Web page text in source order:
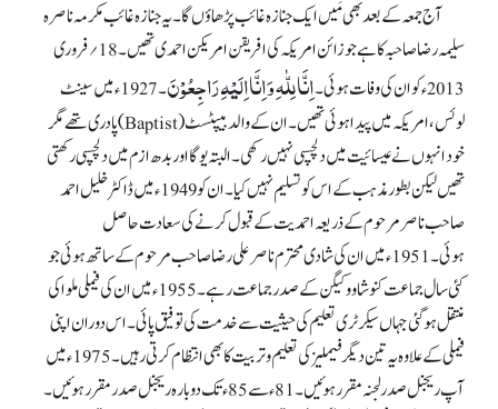
آج جمعہ کے بعد بھی مَیں ایک جنازہ غائب پڑھاؤں گا۔ یہ جنازہ غائب مکرمہ ناصرہ
سلیمہ رضا صاحبہ کا ہے جو زائن امریکہ کی افریقن امریکن احمدی تھیں۔ 18؍فروری
2013ء کو ان کی وفات ہوئی۔
اِنَّا لِلّٰہِ وَاِنَّااِلَیْہِ رَاجِعُوْنَ
۔ 1927ء میں سینٹ
لوئس، امریکہ میں پیدا ہوئی تھیں۔ ان کے والد بیپٹسٹ(Baptist) پادری تھے مگر
خود انہوں نے عیسائیت میں دلچسپی نہیں رکھی۔ البتہ یوگا اور بدھ ازم میں دلچسپی رکھتی
تھیں لیکن بطور مذہب کے اس کو تسلیم نہیں کیا۔ ان کو 1949ء میں ڈاکٹر خلیل احمد
صاحب ناصر مرحوم کے ذریعہ احمدیت کے قبول کرنے کی سعادت حاصل
ہوئی۔ 1951ء میں ان کی شادی محترم ناصر علی رضا صاحب مرحوم کے ساتھ ہوئی جو
کئی سال جماعت کنوشا ووکیگن کے صدر جماعت رہے۔ 1955ء میں ان کی فیملی ملواکی
منتقل ہو گئی جہاں سیکرٹری تعلیم کی حیثیت سے خدمت کی توفیق پائی۔ اس دوران اپنی
فیملی کے علاوہ یہ تین دیگر فیملیز کی تعلیم و تربیت کابھی انتظام کرتی رہیں۔ 1975ء میں
آپ ریجنل صدر لجنہ مقرر ہوئیں۔ 81ء سے 85ء تک دوبارہ ریجنل صدر مقرر ہوئیں۔